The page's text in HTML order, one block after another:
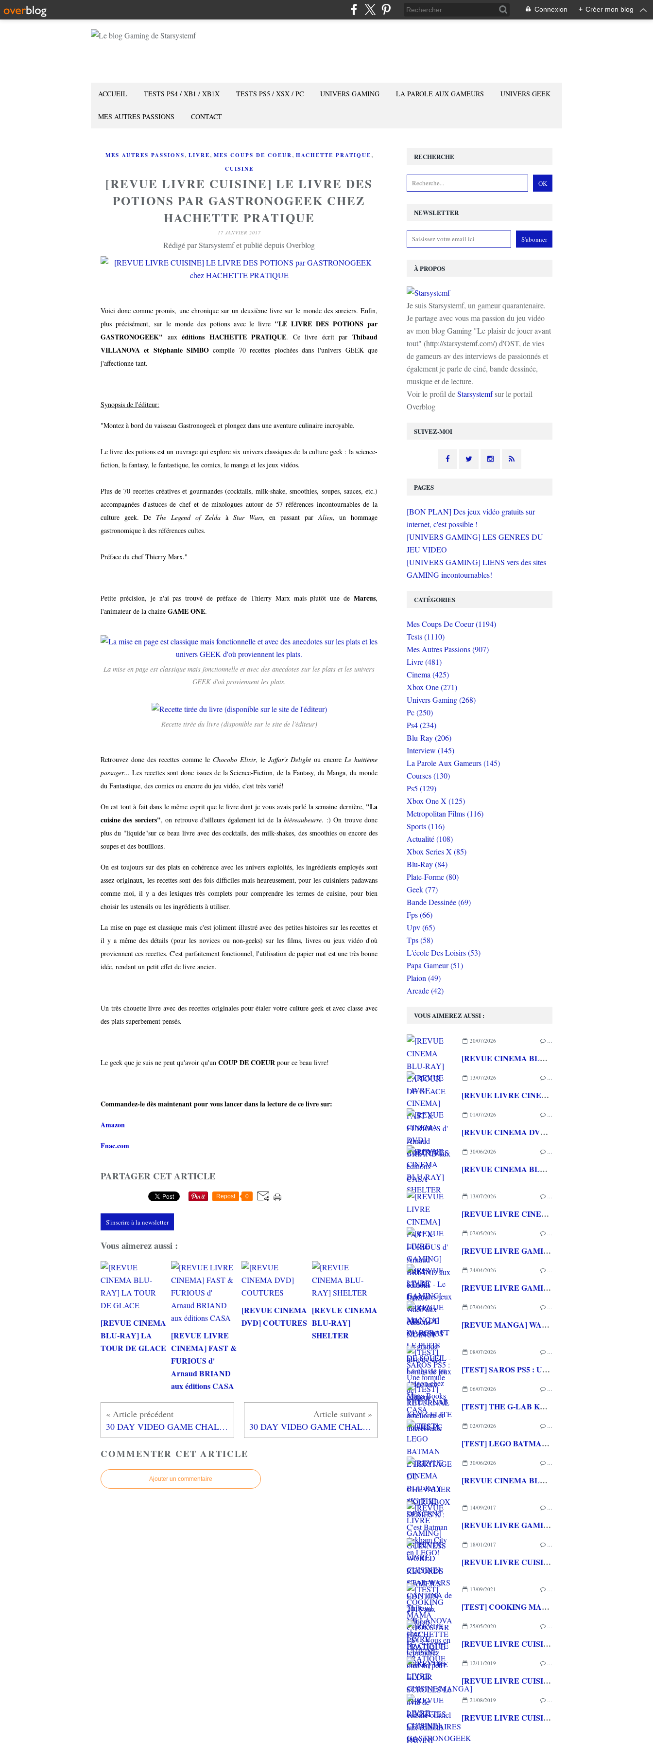
Connexion + Créer mon blog
ACCUEIL TESTS PS4 / XB1 / XB1X TESTS PS5 / XSX / PC UNIVERS GAMING LA PAROLE AUX GAMEURS UNIVERS GEEK
MES AUTRES PASSIONS CONTACT
MES AUTRES PASSIONS, LIVRE, MES COUPS DE COEUR, HACHETTE PRATIQUE,
CUISINE
[REVUE LIVRE CUISINE] LE LIVRE DES
POTIONS PAR GASTRONOGEEK CHEZ
HACHETTE PRATIQUE
17 JANVIER 2017
Rédigé par Starsystemf et publié depuis Overblog
Voici donc comme promis, une chronique sur un deuxième livre sur le monde des sorciers. Enfin,
plus précisément, sur le monde des potions avec le livre "LE LIVRE DES POTIONS par
GASTRONOGEEK" auxéditions HACHETTE PRATIQUE. Ce livre écrit parThibaud
VILLANOVA et Stéphanie SIMBO compile 70 recettes piochées dans l'univers GEEK que
j'affectionne tant.
Synopsis de l'éditeur:
"Montez à bord du vaisseau Gastronogeek et plongez dans une aventure culinaire incroyable.
Le livre des potions est un ouvrage qui explore six univers classiques de la culture geek : la science-
fiction, la fantasy, le fantastique, les comics, le manga et les jeux vidéos.
Plus de 70 recettes créatives et gourmandes (cocktails, milk-shake, smoothies, soupes, sauces, etc.)
accompagnées d'astuces de chef et de mixologues autour de 57 références incontournables de la
culture geek. De The Legend of Zelda à Star Wars, en passant parAlien, un hommage
gastronomique à des références cultes.
Préface du chef Thierry Marx."
Petite précision, je n'ai pas trouvé de préface de Thierry Marx mais plutôt une de Marcus,
l'animateur de la chaine GAME ONE.
La mise en page est classique mais fonctionnelle et avec des anecdotes sur les plats et les univers
GEEK d'où proviennent les plats.
Recette tirée du livre (disponible sur le site de l'éditeur)
Retrouvez donc des recettes comme le Chocobo Elixir, le Jaffar's Delight ou encore Le huitième
passager... Les recettes sont donc issues de la Science-Fiction, de la Fantasy, du Manga, du monde
du Fantastique, des comics ou encore du jeu vidéo, c'est très varié!
On est tout à fait dans le même esprit que le livre dont je vous avais parlé la semaine dernière, "La
cuisine des sorciers", on retrouve d'ailleurs également ici de labièreaubeurre. :) On trouve donc
plus du "liquide"sur ce beau livre avec des cocktails, des milk-shakes, des smoothies ou encore des
soupes et des bouillons.
On est toujours sur des plats en cohérence avec les univers exploités, les ingrédients employés sont
assez originaux, les recettes sont des fois difficiles mais heureusement, pour les cuisiniers-padawans
comme moi, il y a des lexiques très complets pour comprendre les termes de cuisine, pour bien
choisir les ustensils ou les ingrédients à utiliser.
La mise en page est classique mais c'est joliment illustré avec des petites histoires sur les recettes et
il y a même des détails (pour les novices ou non-geeks) sur les films, livres ou jeux vidéo d'où
proviennent ces recettes. C'est parfaitement fonctionnel, l'utilisation de papier mat est une très bonne
idée, rendant un petit effet de livre ancien.
Un très chouette livre avec des recettes originales pour étaler votre culture geek et avec classe avec
des plats superbement pensés.
Le geek que je suis ne peut qu'avoir qu'un COUP DE COEUR pour ce beau livre!
Commandez-le dès maintenant pour vous lancer dans la lecture de ce livre sur:
Amazon
Fnac.com
PARTAGER CET ARTICLE
Repost 0
S'inscrire à la newsletter
Vous aimerez aussi :
[REVUE CINEMA
BLU-RAY] LA
TOUR DE GLACE
[REVUE LIVRE
CINEMA] FAST &
FURIOUS d'
Arnaud BRIAND
aux éditions CASA
[REVUE CINEMA
DVD] COUTURES
[REVUE CINEMA
BLU-RAY]
SHELTER
30 DAY VIDEO GAME CHALLENGE : Jour 17 L'antagoniste préféré, ROBOTNIK 30 DAY VIDEO GAME CHALLENGE : Jour 18 Le protagoniste préféré, SONIC THE HEDGEHOG
COMMENTER CET ARTICLE
Ajouter un commentaire
NEWSLETTER
SUIVEZ-MOI
RECHERCHE
À PROPOS
Je suis Starsystemf, un gameur quarantenaire.
Je partage avec vous ma passion du jeu vidéo
av mon blog Gaming "Le plaisir de jouer avant
tout" (http://starsystemf.com/) d'OST, de vies
de gameurs av des interviews de passionnés et
également je parle de ciné, bande dessinée,
musique et de lecture.
Voir le profil deStarsystemfsur le portail
Overblog
VOUS AIMEREZ AUSSI :
20/07/2026 …
[REVUE CINEMA BLU-RAY] LA TOUR DE GLACE
13/07/2026 …
[REVUE LIVRE CINEMA] FAST & FURIOUS d' Arnaud BRIAND aux éditions CASA
01/07/2026 …
[REVUE CINEMA DVD] COUTURES
30/06/2026 …
[REVUE CINEMA BLU-RAY] SHELTER
13/07/2026 …
[REVUE LIVRE CINEMA] FAST & FURIOUS d' Arnaud BRIAND aux éditions CASA
07/05/2026 …
[REVUE LIVRE GAMING] PRESS START - Le Japon des jeux vidéo aux éditions NUINUI
24/04/2026 …
[REVUE LIVRE GAMING] - RETRO - ARCADE CLASSICS - La grande histoire des bornes de jeux vidéo aux éditions CASA
07/04/2026 …
[REVUE MANGA] WARCRAFT LE PUITS DE SOLEIL - La chasse au dragon chez Mana Books
08/07/2026 …
[TEST] SAROS PS5 : Une formule de RETURNAL améliorée et interessante
06/07/2026 …
[TEST] THE G-LAB KEYZ ELITE 400 HE PC
02/07/2026 …
[TEST] LEGO BATMAN L'HERITAGE DU CHEVALIER NOIR XBOX SERIES X : C'est Batman Arkham City en LEGO!
30/06/2026 …
[REVUE CINEMA BLU-RAY 4K] THE DESCENT
14/09/2017 …
[REVUE LIVRE GAMING] GUINNESS WORLD RECORDS GAMER'S EDITION 2018 aux éditions HACHETTE PRATIQUE
18/01/2017 …
[REVUE LIVRE CUISINE] STAR WARS CANTINA de Thibaud VILLANOVA chez HACHETTE PRATIQUE
13/09/2021 …
[TEST] COOKING MAMA COOKSTAR PS4 : Vous en reprendrez bien un peu?
25/05/2020 …
[REVUE LIVRE CUISINE GEEK] THE ELDER SCROLLS Le livre de cuisine officiel aux éditions PANINI BOOKS
12/11/2019 …
[REVUE LIVRE CUISINE/MANGA] LES RECETTES LEGENDAIRES DE DRAGON BALL de Thibaud VILLANOVA aux éditions GLENAT
21/08/2019 …
[REVUE LIVRE CUISINE] GASTRONOGEEK SPECIAL KIDS de Thibaud Villanova aux éditions HACHETTE HEROES
PAGES
[BON PLAN] Des jeux vidéo gratuits sur
internet, c'est possible !
[UNIVERS GAMING] LES GENRES DU
JEU VIDEO
[UNIVERS GAMING] LIENS vers des sites
GAMING incontournables!
CATÉGORIES
Mes Coups De Coeur (1194)
Tests (1110)
Mes Autres Passions (907)
Livre (481)
Cinema (425)
Xbox One (271)
Univers Gaming (268)
Pc (250)
Ps4 (234)
Blu-Ray (206)
Interview (145)
La Parole Aux Gameurs (145)
Courses (130)
Ps5 (129)
Xbox One X (125)
Metropolitan Films (116)
Sports (116)
Actualité (108)
Xbox Series X (85)
Blu-Ray (84)
Plate-Forme (80)
Geek (77)
Bande Dessinée (69)
Fps (66)
Upv (65)
Tps (58)
L'école Des Loisirs (53)
Papa Gameur (51)
Plaion (49)
Arcade (42)